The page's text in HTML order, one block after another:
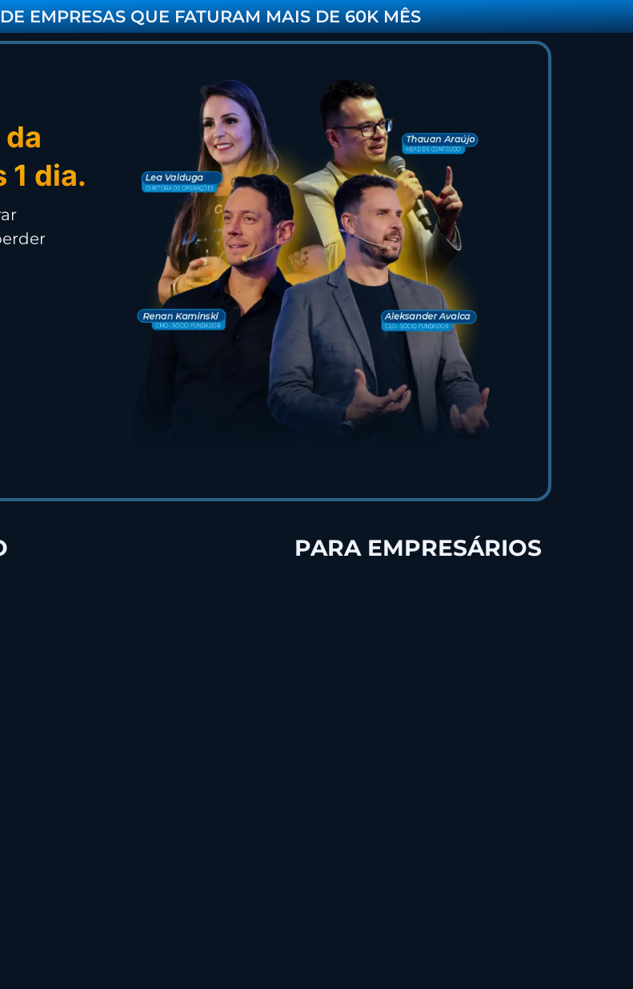
EMPRESAS QUE FATURAM MAIS DE 60K MÊS
1 dia.
PARA EMPRESÁRIOS